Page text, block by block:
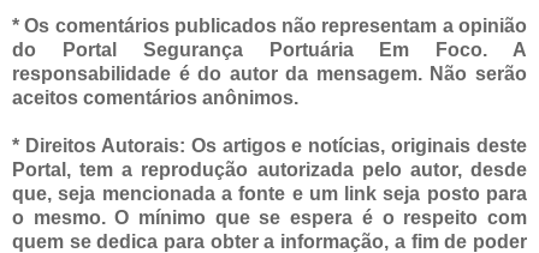
* Os comentários publicados não representam a opinião
do Portal Segurança Portuária Em Foco. A
responsabilidade é do autor da mensagem. Não serão
aceitos comentários anônimos.
* Direitos Autorais: Os artigos e notícias, originais deste
Portal, tem a reprodução autorizada pelo autor, desde
que, seja mencionada a fonte e um link seja posto para
o mesmo. O mínimo que se espera é o respeito com
quem se dedica para obter a informação, a fim de poder